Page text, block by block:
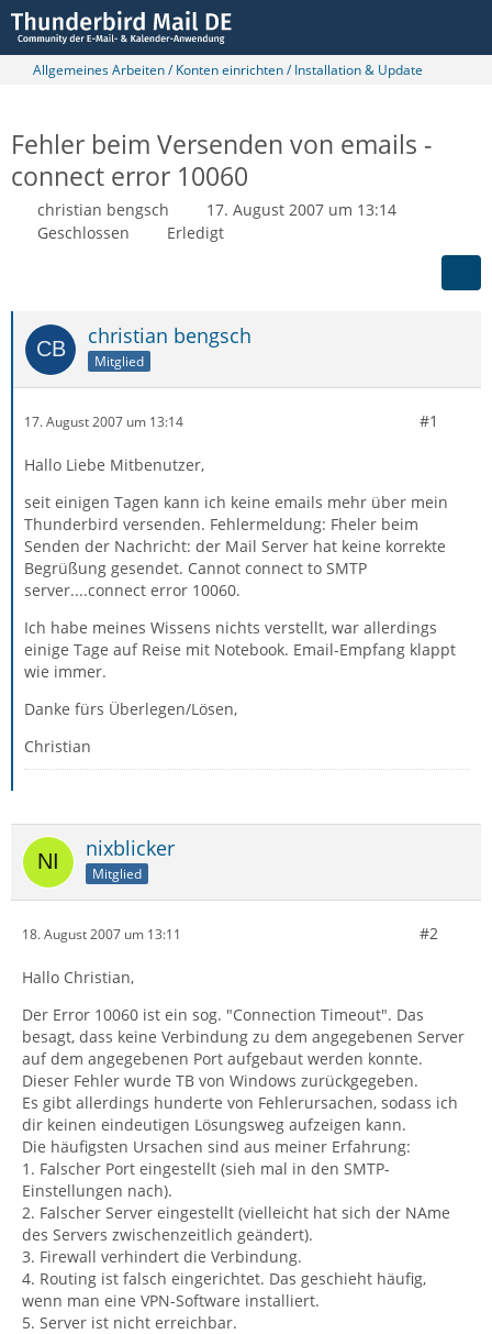
Allgemeines Arbeiten / Konten einrichten / Installation & Update
Fehler beim Versenden von emails -
connect error 10060
christian bengsch
17. August 2007 um 13:14
Geschlossen
Erledigt
christian bengsch
Mitglied
17. August 2007 um 13:14 #1
Hallo Liebe Mitbenutzer,
seit einigen Tagen kann ich keine emails mehr über mein
Thunderbird versenden. Fehlermeldung: Fheler beim
Senden der Nachricht: der Mail Server hat keine korrekte
Begrüßung gesendet. Cannot connect to SMTP
server....connect error 10060.
Ich habe meines Wissens nichts verstellt, war allerdings
einige Tage auf Reise mit Notebook. Email-Empfang klappt
wie immer.
Danke fürs Überlegen/Lösen,
Christian
nixblicker
Mitglied
18. August 2007 um 13:11 #2
Hallo Christian,
Der Error 10060 ist ein sog. "Connection Timeout". Das
besagt, dass keine Verbindung zu dem angegebenen Server
auf dem angegebenen Port aufgebaut werden konnte.
Dieser Fehler wurde TB von Windows zurückgegeben.
Es gibt allerdings hunderte von Fehlerursachen, sodass ich
dir keinen eindeutigen Lösungsweg aufzeigen kann.
Die häufigsten Ursachen sind aus meiner Erfahrung:
1. Falscher Port eingestellt (sieh mal in den SMTP-
Einstellungen nach).
2. Falscher Server eingestellt (vielleicht hat sich der NAme
des Servers zwischenzeitlich geändert).
3. Firewall verhindert die Verbindung.
4. Routing ist falsch eingerichtet. Das geschieht häufig,
wenn man eine VPN-Software installiert.
5. Server ist nicht erreichbar.